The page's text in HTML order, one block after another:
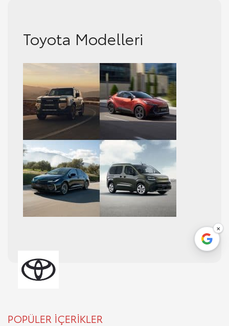
Toyota Gazoo Racing
Toyota Modelleri
Toyota Hybrid Teknolojisi
Toyota Haberler ve
Toyota Gazoo Racing
Toyota Modelleri
POPÜLER İÇERİKLER
×